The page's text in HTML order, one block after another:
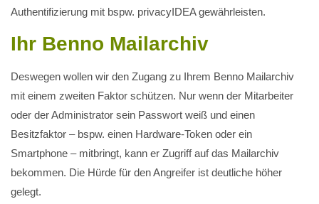
Authentifizierung mit bspw. privacyIDEA gewährleisten.
Ihr Benno Mailarchiv
Deswegen wollen wir den Zugang zu Ihrem Benno Mailarchiv
mit einem zweiten Faktor schützen. Nur wenn der Mitarbeiter
oder der Administrator sein Passwort weiß und einen
Besitzfaktor – bspw. einen Hardware-Token oder ein
Smartphone – mitbringt, kann er Zugriff auf das Mailarchiv
bekommen. Die Hürde für den Angreifer ist deutliche höher
gelegt.